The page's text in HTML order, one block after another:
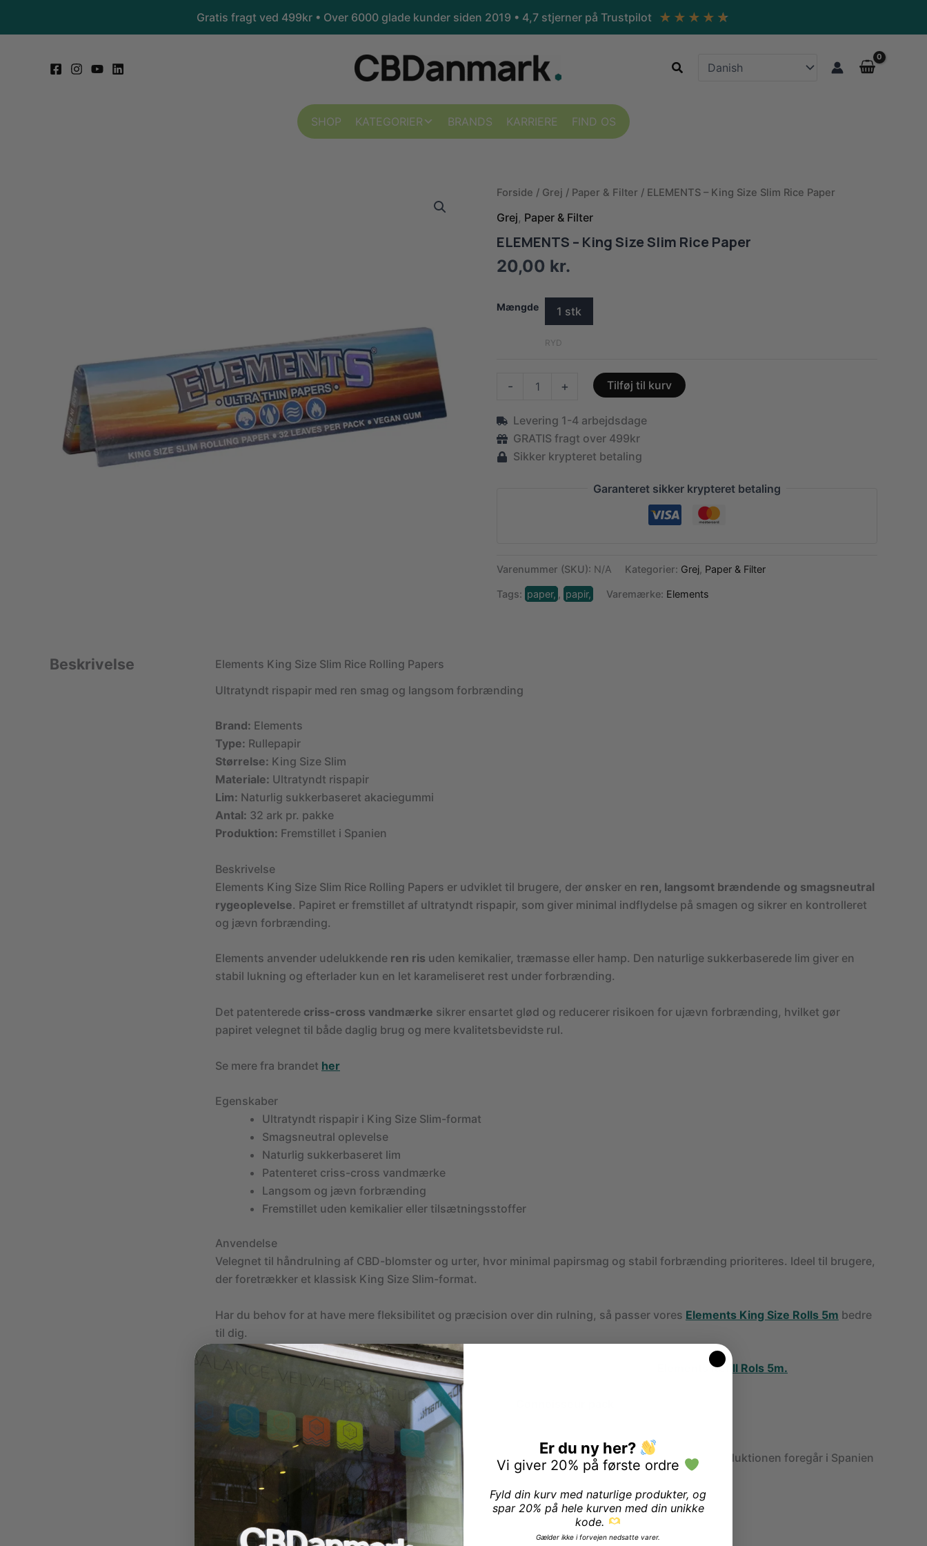
Gratis fragt ved 499kr • Over 6000 glade kunder siden 2019 • 4,7 stjerner på Trustpilot ★ ★ ★ ★ ★
Søg
SHOP KATEGORIER BRANDS KARRIERE FIND OS
Forside / Grej / Paper & Filter / ELEMENTS – King Size Slim Rice Paper
Grej, Paper & Filter
ELEMENTS – King Size Slim Rice Paper
20,00 kr.
Mængde 1 stk
RYD
-
Size
Slim
Rice
Paper
+ Tilføj til kurv
Levering 1-4 arbejdsdage
GRATIS fragt over 499kr
Sikker krypteret betaling
Garanteret sikker krypteret betaling
Varenummer (SKU): N/A Kategorier: Grej Paper & Filter
Tags: paper, papir, Varemærke: Elements
Beskrivelse
Elements King Size Slim Rice Rolling Papers
Ultratyndt rispapir med ren smag og langsom forbrænding
Brand: Elements
Type: Rullepapir
Størrelse: King Size Slim
Materiale: Ultratyndt rispapir
Lim: Naturlig sukkerbaseret akaciegummi
Antal: 32 ark pr. pakke
Produktion: Fremstillet i Spanien
Beskrivelse
Elements King Size Slim Rice Rolling Papers er udviklet til brugere, der ønsker en ren, langsomt brændende og smagsneutral
rygeoplevelse. Papiret er fremstillet af ultratyndt rispapir, som giver minimal indflydelse på smagen og sikrer en kontrolleret
og jævn forbrænding.
Elements anvender udelukkende ren ris uden kemikalier, træmasse eller hamp. Den naturlige sukkerbaserede lim giver en
stabil lukning og efterlader kun en let karameliseret rest under forbrænding.
Det patenterede criss-cross vandmærke sikrer ensartet glød og reducerer risikoen for ujævn forbrænding, hvilket gør
papiret velegnet til både daglig brug og mere kvalitetsbevidste rul.
Se mere fra brandet her
Egenskaber
Ultratyndt rispapir i King Size Slim-format
Smagsneutral oplevelse
Naturlig sukkerbaseret lim
Patenteret criss-cross vandmærke
Langsom og jævn forbrænding
Fremstillet uden kemikalier eller tilsætningsstoffer
Anvendelse
Velegnet til håndrulning af CBD-blomster og urter, hvor minimal papirsmag og stabil forbrænding prioriteres. Ideel til brugere,
der foretrækker et klassisk King Size Slim-format.
Har du behov for at have mere fleksibilitet og præcision over din rulning, så passer vores Elements King Size Rolls 5m bedre
til dig.
Når du er løbet tør for papir i beholderen, behøver du ikke at købe en ny, vi har også Elements Refill Rols 5m.
Er du på udkig efter både filter og papir? Så passer vores
Kvalitet og produktion
Elements er kendt for deres kompromisløse tilgang til rene materialer og præcis forbrænding. Produktionen foregår i Spanien
og er designet med fokus på miljøhensyn og ensartet kvalitet.
FAQ – Elements King Size Slim Rice Rolling Papers
Hvad er forskellen på rispapir og almindeligt rullepapir?
Er du ny her?
Vi giver 20% på første ordre
Fyld din kurv med naturlige produkter, og
spar 20% på hele kurven med din unikke
kode.
Gælder ikke i forvejen nedsatte varer.